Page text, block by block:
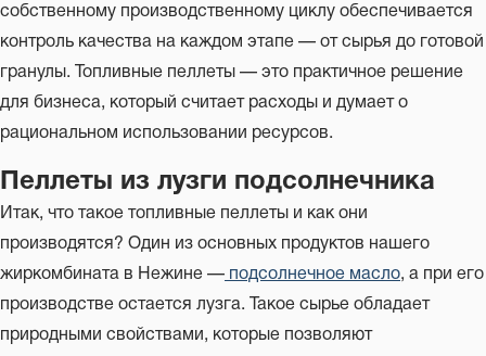
собственному производственному циклу обеспечивается
контроль качества на каждом этапе — от сырья до готовой
гранулы. Топливные пеллеты — это практичное решение
для бизнеса, который считает расходы и думает о
рациональном использовании ресурсов.
Пеллеты из лузги подсолнечника
Итак, что такое топливные пеллеты и как они
производятся? Один из основных продуктов нашего
жиркомбината в Нежине — подсолнечное масло, а при его
производстве остается лузга. Такое сырье обладает
природными свойствами, которые позволяют